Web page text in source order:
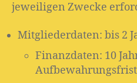
jeweiligen Zwecke
Mitgliederdaten: bis 2
Finanzdaten: 10